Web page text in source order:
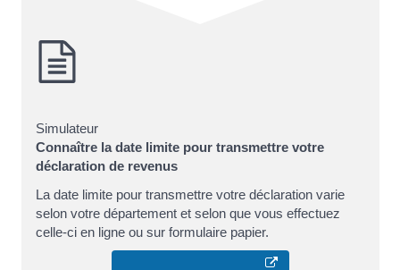
Simulateur
Connaître la date limite pour transmettre votre
déclaration de revenus
La date limite pour transmettre votre déclaration varie
selon votre département et selon que vous effectuez
celle-ci en ligne ou sur formulaire papier.